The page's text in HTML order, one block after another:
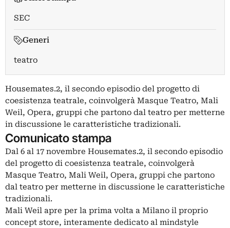
SEC
Generi
teatro
Housemates.2, il secondo episodio del progetto di
coesistenza teatrale, coinvolgerà Masque Teatro, Mali
Weil, Opera, gruppi che partono dal teatro per metterne
in discussione le caratteristiche tradizionali.
Comunicato stampa
Dal 6 al 17 novembre Housemates.2, il secondo episodio
del progetto di coesistenza teatrale, coinvolgerà
Masque Teatro, Mali Weil, Opera, gruppi che partono
dal teatro per metterne in discussione le caratteristiche
tradizionali.
Mali Weil apre per la prima volta a Milano il proprio
concept store, interamente dedicato al mindstyle